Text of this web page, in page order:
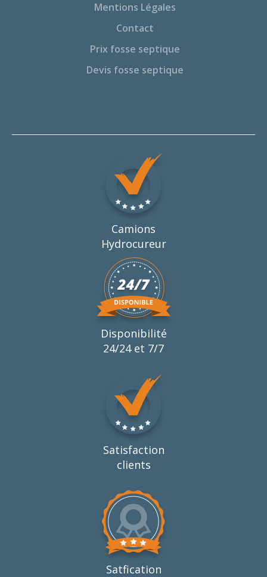
Mentions Légales
Contact
Prix fosse septique
Devis fosse septique
Camions
Hydrocureur
Disponibilité
24/24 et 7/7
Satisfaction
clients
Satfication